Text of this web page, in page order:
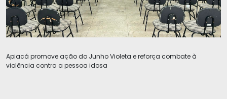
Apiacá promove ação do Junho Violeta e reforça combate à
violência contra a pessoa idosa